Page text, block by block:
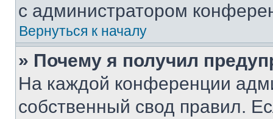
с администратором
Вернуться к началу
» Почему я получил
На каждой конференции
собственный свод правил.